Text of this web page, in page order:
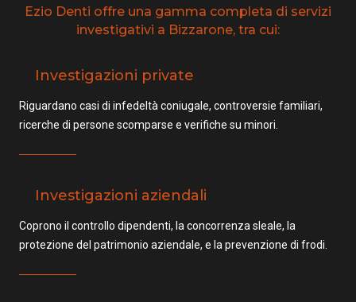
Ezio Denti offre una gamma completa di servizi
investigativi a Bizzarone, tra cui:
Investigazioni private
Riguardano casi di infedeltà coniugale, controversie familiari,
ricerche di persone scomparse e verifiche su minori.
Investigazioni aziendali
Coprono il controllo dipendenti, la concorrenza sleale, la
protezione del patrimonio aziendale, e la prevenzione di frodi.